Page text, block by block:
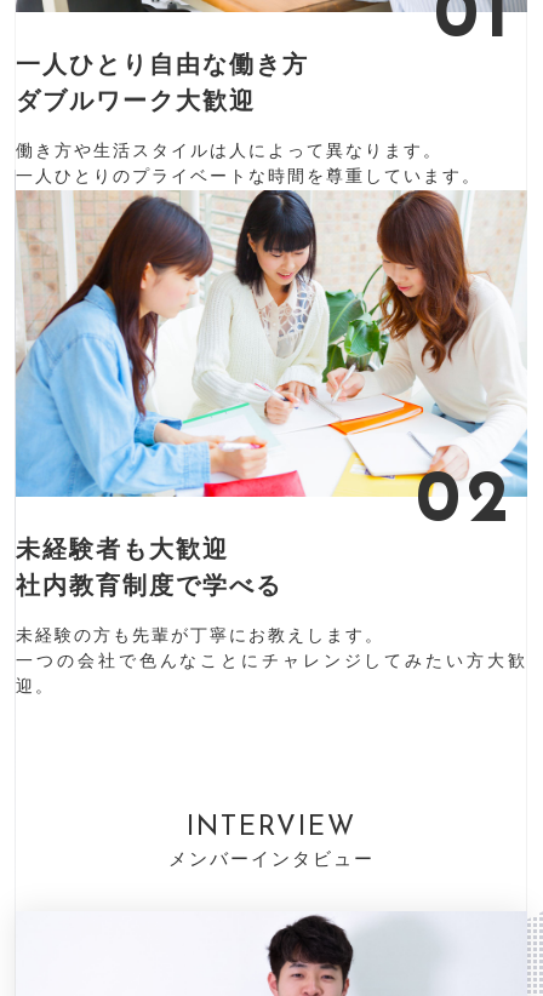
01
⼀⼈ひとり自由な働き⽅
ダブルワーク大歓迎
働き⽅や生活スタイルは⼈によって異なります。
⼀⼈ひとりのプライベートな時間を尊重しています。
02
未経験者も大歓迎
社内教育制度で学べる
未経験の方も先輩が丁寧にお教えします。
一つの会社で色んなことにチャレンジしてみたい方大歓
迎。
INTERVIEW
メンバーインタビュー